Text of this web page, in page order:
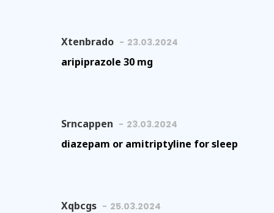
Xtenbrado 23.03.2024
aripiprazole 30 mg
Srncappen 23.03.2024
diazepam or amitriptyline for sleep
Xqbcgs 25.03.2024